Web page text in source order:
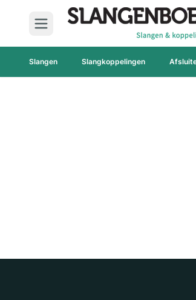
Ga naar de inhoud
Slangen Slangkoppelingen